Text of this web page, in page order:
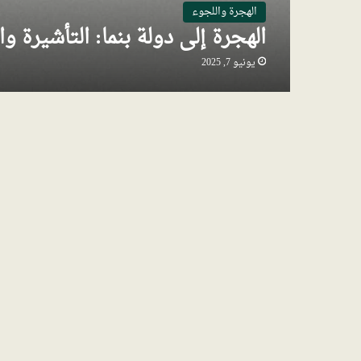
الهجرة واللجوء
الهجرة إلى دولة بنما: التأشيرة
يونيو 7, 2025